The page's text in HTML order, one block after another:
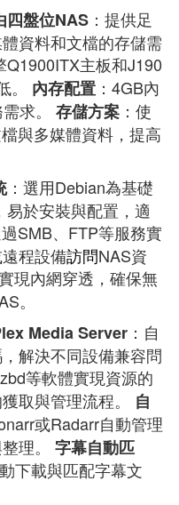
四盤位NAS ：提供足
資料和文檔的存儲需
Q1900ITX主板和J190
。 內存配置 ：4GB內
求。 存儲方案 ：使
與多媒體資料，提高
：選用Debian為基礎
於安裝與配置，適
過SMB、FTP等服務實
程設備訪問NAS資
現內網穿透，確保無
。
Media Server ：自
解決不同設備兼容問
等軟體實現資源的
取與管理流程。 自
或Radarr自動管理
理。 字幕自動匹
下載與匹配字幕文